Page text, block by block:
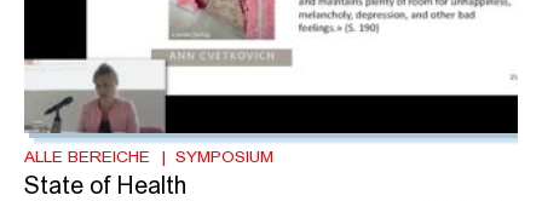
ALLE BEREICHE SYMPOSIUM
State of Health